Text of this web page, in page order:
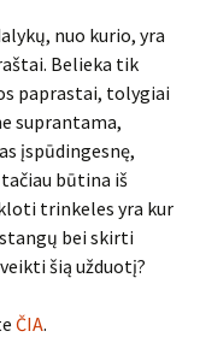
nuo kurio, yra
Belieka tik
paprastai, tolygiai
suprantama,
įspūdingesnę,
būtina iš
trinkeles yra kur
bei skirti
šią užduotį?
ČIA.